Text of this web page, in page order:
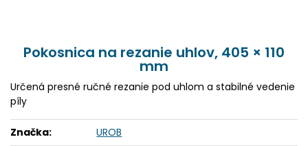
Pokosnica na rezanie uhlov, 405 × 110
mm
Určená presné ručné rezanie pod uhlom a stabilné vedenie
píly
Značka:
UROB